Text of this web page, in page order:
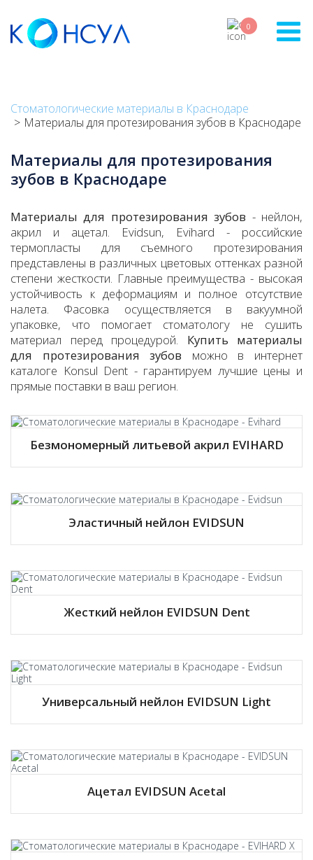
основному
содержанию
0
Стоматологические материалы в Краснодаре
Материалы для протезирования зубов в Краснодаре
Материалы для протезирования
зубов в Краснодаре
Материалы для протезирования зубов - нейлон,
акрил и ацетал. Evidsun, Evihard - российские
термопласты для съемного протезирования
представлены в различных цветовых оттенках разной
степени жесткости. Главные преимущества - высокая
устойчивость к деформациям и полное отсутствие
налета. Фасовка осуществляется в вакуумной
упаковке, что помогает стоматологу не сушить
материал перед процедурой. Купить материалы
для протезирования зубов можно в интернет
каталоге Konsul Dent - гарантируем лучшие цены и
прямые поставки в ваш регион.
Безмономерный литьевой акрил EVIHARD
Эластичный нейлон EVIDSUN
Жесткий нейлон EVIDSUN Dent
Универсальный нейлон EVIDSUN Light
Ацетал EVIDSUN Acetal